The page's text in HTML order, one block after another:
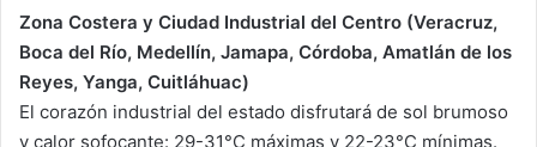
Zona Costera y Ciudad Industrial del Centro (Veracruz,
Boca del Río, Medellín, Jamapa, Córdoba, Amatlán de los
Reyes, Yanga, Cuitláhuac)
El corazón industrial del estado disfrutará de sol brumoso
y calor sofocante: 29-31°C máximas y 22-23°C mínimas.